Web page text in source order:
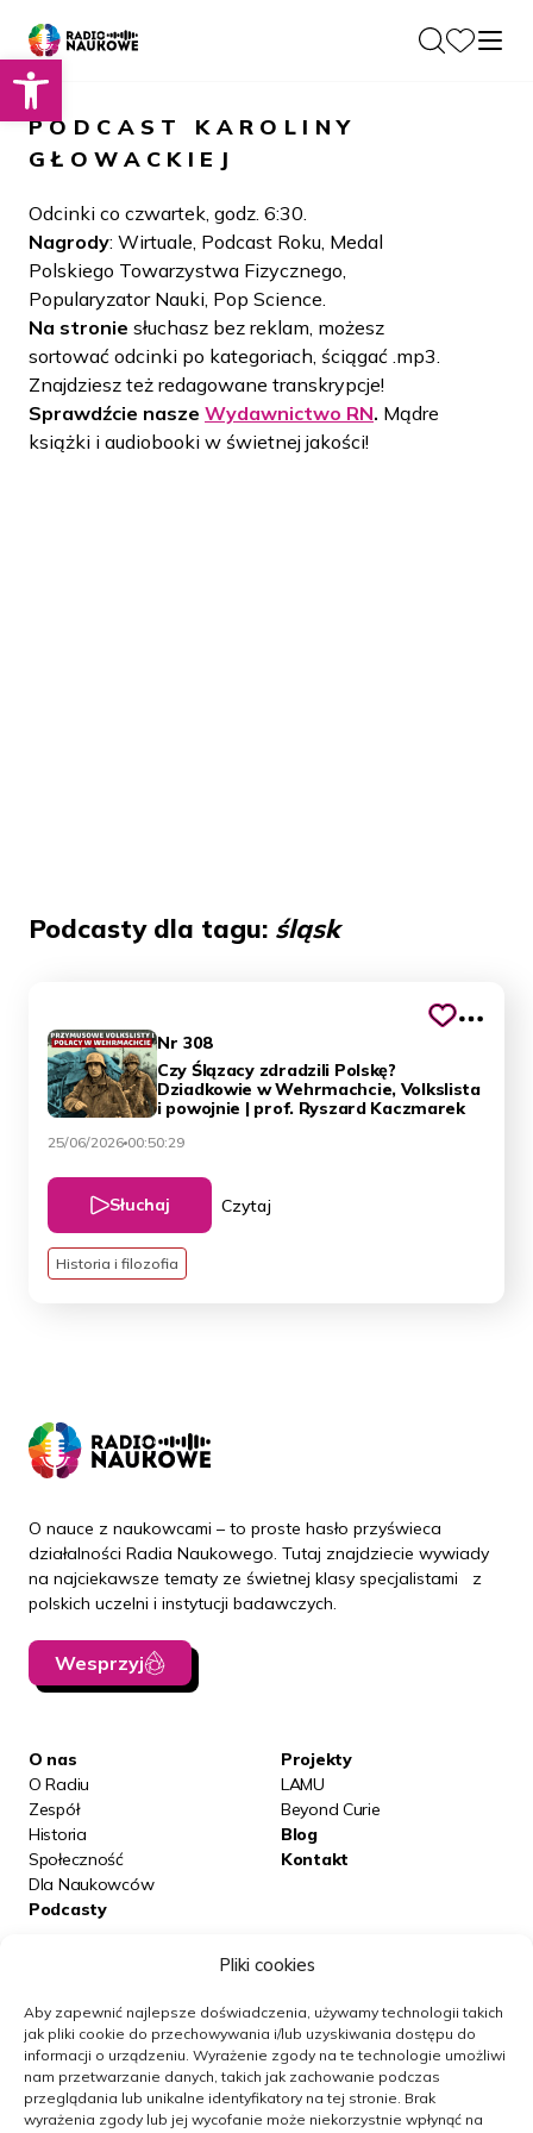
Otwórz pasek narzędzi
Pliki cookies
Aby zapewnić najlepsze doświadczenia, używamy technologii takich
jak pliki cookie do przechowywania i/lub uzyskiwania dostępu do
informacji o urządzeniu. Wyrażenie zgody na te technologie umożliwi
nam przetwarzanie danych, takich jak zachowanie podczas
przeglądania lub unikalne identyfikatory na tej stronie. Brak
wyrażenia zgody lub jej wycofanie może niekorzystnie wpłynąć na
O nas
O Radiu
Zespół
Historia
Społeczność
Dla Naukowców
Podcasty
Projekty
LAMU
Beyond Curie
Blog
Kontakt
Wydawnictwo
PODCAST
KAROLINY
GŁOWACKIEJ
Odcinki co czwartek, godz. 6:30.
Nagrody: Wirtuale, Podcast Roku, Medal
Polskiego Towarzystwa Fizycznego,
Popularyzator Nauki, Pop Science.
Na stronie słuchasz bez reklam, możesz
sortować odcinki po kategoriach, ściągać .mp3.
Znajdziesz też redagowane transkrypcje!
Sprawdźcie nasze Wydawnictwo RN. Mądre
książki i audiobooki w świetnej jakości!
Podcasty dla tagu: śląsk
Nr 308
Czy Ślązacy zdradzili Polskę?
Dziadkowie w Wehrmachcie, Volkslista
i powojnie | prof. Ryszard Kaczmarek
25/06/2026 00:50:29
Słuchaj Czytaj
Historia i filozofia
O nauce z naukowcami – to proste hasło przyświeca
działalności Radia Naukowego. Tutaj znajdziecie wywiady
na najciekawsze tematy ze świetnej klasy specjalistami z
polskich uczelni i instytucji badawczych.
Wesprzyj
O nas
O Radiu
Zespół
Historia
Społeczność
Dla Naukowców
Podcasty
Projekty
LAMU
Beyond Curie
Blog
Kontakt
Obserwuj nas